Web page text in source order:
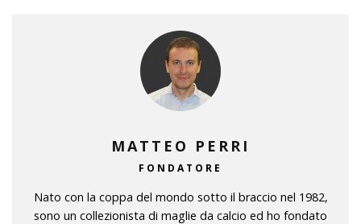
MATTEO PERRI
FONDATORE
Nato con la coppa del mondo sotto il braccio nel 1982,
sono un collezionista di maglie da calcio ed ho fondato